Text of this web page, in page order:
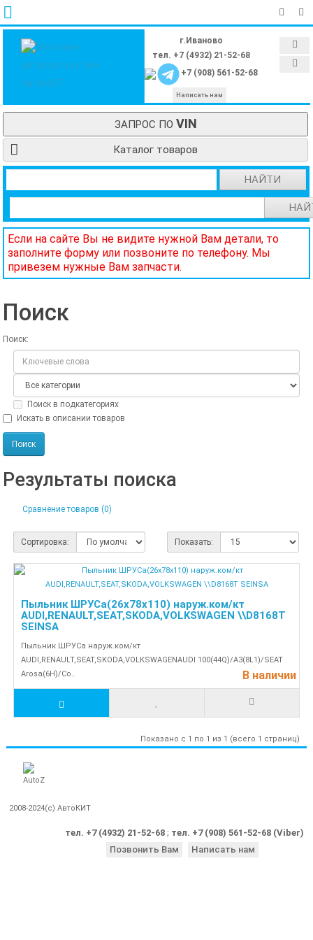
г.Иваново
тел. +7 (4932) 21-52-68
+7 (908) 561-52-68
Написать нам
ЗАПРОС ПО VIN
Каталог товаров
НАЙТИ
Если на сайте Вы не видите нужной Вам детали, то
заполните форму или позвоните по телефону. Мы
привезем нужные Вам запчасти.
Поиск
Поиск:
Поиск в подкатегориях
Искать в описании товаров
Результаты поиска
Сравнение товаров (0)
Сортировка: Показать:
Пыльник ШРУСа(26x78x110) наруж.ком/кт
AUDI,RENAULT,SEAT,SKODA,VOLKSWAGEN \\D8168T
SEINSA
Пыльник ШРУСа наруж.ком/кт
AUDI,RENAULT,SEAT,SKODA,VOLKSWAGENAUDI 100(44Q)/A3(8L1)/SEAT
Arosa(6H)/Co..
В наличии
Показано с 1 по 1 из 1 (всего 1 страниц)
2008-2024(c) АвтоКИТ
тел. +7 (4932) 21-52-68 ; тел. +7 (908) 561-52-68 (Viber)
Позвонить Вам
Написать нам